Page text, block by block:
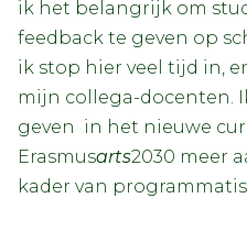
ik het belangrijk om
feedback te geven op
ik stop hier veel tijd in,
mijn collega-docenten.
geven in het nieuwe
Erasmusarts2030 meer
kader van